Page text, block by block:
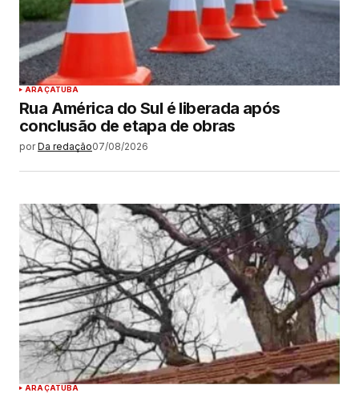
ARAÇATUBA
Rua América do Sul é liberada após
conclusão de etapa de obras
por Da redação07/08/2026
ARAÇATUBA